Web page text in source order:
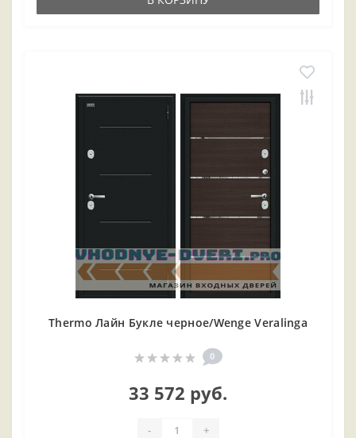
Thermo Лайн Букле черное/Wenge Veralinga
0
33 572 руб.
- +